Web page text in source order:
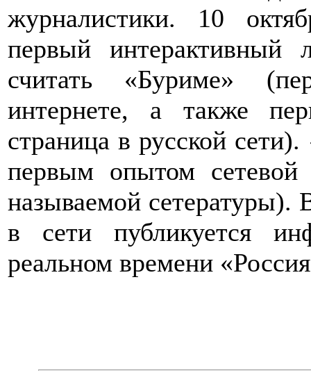
журналистики. 10
первый интерактивный
считать «Буриме»
интернете, а также
страница в русской
первым опытом сетевой
называемой сетературы).
в сети публикуется
реальном времени